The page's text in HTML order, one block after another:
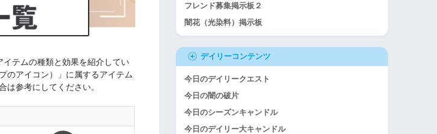
イテムの種類と効果を紹介してい
のアイコン）」に属するアイテム
は参考にしてください。
フレンド募集掲示板２
闇花（光染料）掲示板
デイリーコンテンツ
今日のデイリークエスト
今日の闇の破片
今日のシーズンキャンドル
今日のデイリー大キャンドル